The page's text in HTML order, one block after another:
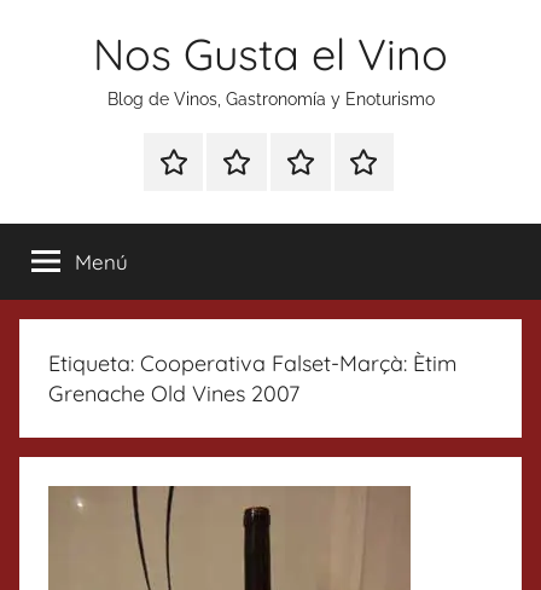
Nos Gusta el Vino
Blog de Vinos, Gastronomía y Enoturismo
Especial
Tonics
Enoturismo
Gastronomía
RankingContacto
Menú
Etiqueta: Cooperativa Falset-Marçà: Ètim
Grenache Old Vines 2007